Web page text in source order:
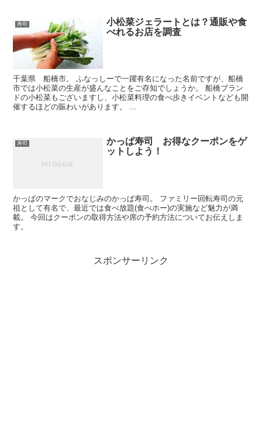
寿司
小松菜ジェラートとは？通販や食
べれるお店を調査
千葉県 船橋市。 ふなっしーで一躍有名になった名前ですが、船橋
市では小松菜の生産が盛んなことをご存知でしょうか。 船橋ブラン
ドの小松菜もございますし、小松菜料理の食べ歩きイベントなども開
催するほどの賑わいがあります。 ...
寿司
かっぱ寿司 お得なクーポンをゲ
ットしよう！
かっぱのマークでおなじみのかっぱ寿司。 ファミリー回転寿司の元
祖として有名で、最近では食べ放題(食べホー)の実施など魅力が満
載。 今回はクーポンの取得方法や席の予約方法についてお伝えしま
す。
スポンサーリンク